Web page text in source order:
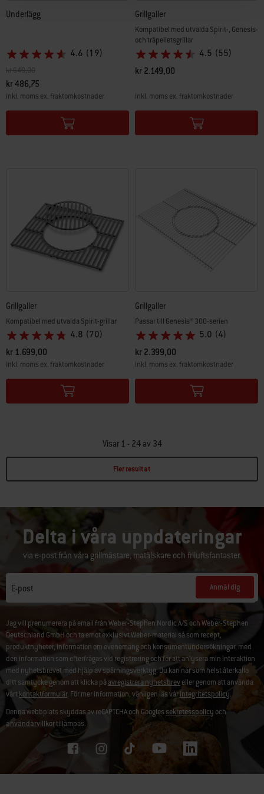
Underlägg
4.6 (19)
Pris reducerat från
kr 649,00till
kr 486,75
inkl. moms ex. fraktomkostnader
Color Options
Grillgaller
Kompatibel med utvalda Spirit-, Genesis-
och träpelletsgrillar
4.5 (55)
kr 2.149,00
inkl. moms ex. fraktomkostnader
Color Options
Grillgaller
Kompatibel med utvalda Spirit-grillar
4.8 (70)
kr 1.699,00
inkl. moms ex. fraktomkostnader
Color Options
Grillgaller
Passar till Genesis® 300-serien
5.0 (4)
kr 2.399,00
inkl. moms ex. fraktomkostnader
Color Options
Visar 1 - 24 av 34
Fler resultat
Delta i våra uppdateringar
via e-post från våra grillmästare, matälskare och friluftsfantaster.
E-post Anmäl dig
Jag vill prenumerera på email från Weber-Stephen Nordic A/S och Weber-Stephen
Deutschland GmbH och ta emot exklusivt Weber-material så som recept,
produktnyheter, information om evenemang och konsumentundersökningar, med
den information som efterfrågas vid registrering och för att anlysera min interaktion
med nyhetsbrevet med hjälp av spårningsverktyg. Du kan när som helst återkalla
ditt samtycke genom att klicka på avregistrera nyhetsbreveller genom att använda
vårt kontaktformulär. För mer information, vänligen läs vårintegritetspolicy.
Denna webbplats skyddas av reCAPTCHA och Googlessekretesspolicy och
användarvillkortillämpas.